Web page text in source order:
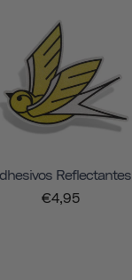
Reflectantes
€4,95